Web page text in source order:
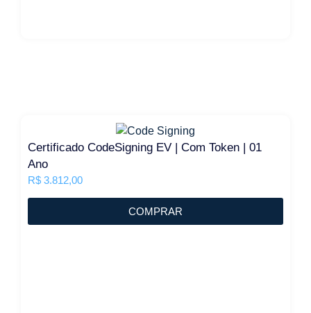
Certificado CodeSigning EV | Com Token | 01
Ano
R$ 3.812,00
COMPRAR